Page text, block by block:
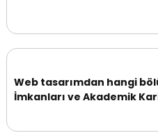
Web tasarımdan hangi
İmkanları ve Akademik